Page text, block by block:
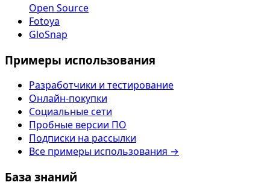
Open Source
Fotoya
GloSnap
Примеры использования
Разработчики и тестирование
Онлайн-покупки
Социальные сети
Пробные версии ПО
Подписки на рассылки
Все примеры использования →
База знаний